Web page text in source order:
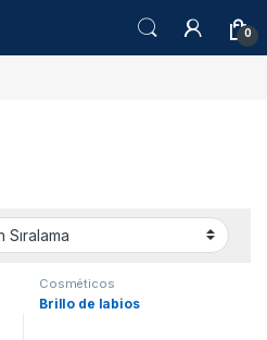
0
Cosméticos
Brillo de labios